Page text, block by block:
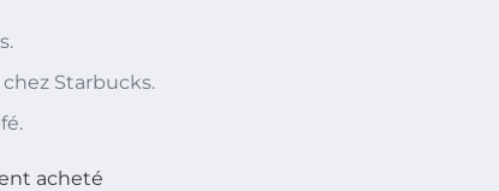
Starbucks.
acheté